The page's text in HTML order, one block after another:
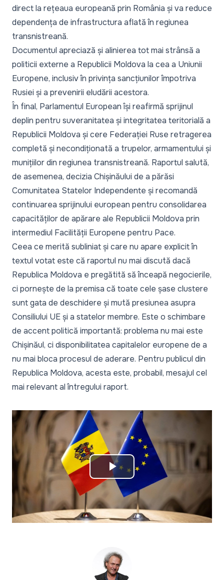
direct la rețeaua europeană prin România și va reduce
dependența de infrastructura aflată în regiunea
transnistreană.
Documentul apreciază și alinierea tot mai strânsă a
politicii externe a Republicii Moldova la cea a Uniunii
Europene, inclusiv în privința sancțiunilor împotriva
Rusiei și a prevenirii eludării acestora.
În final, Parlamentul European își reafirmă sprijinul
deplin pentru suveranitatea și integritatea teritorială a
Republicii Moldova și cere Federației Ruse retragerea
completă și necondiționată a trupelor, armamentului și
munițiilor din regiunea transnistreană. Raportul salută,
de asemenea, decizia Chișinăului de a părăsi
Comunitatea Statelor Independente și recomandă
continuarea sprijinului european pentru consolidarea
capacităților de apărare ale Republicii Moldova prin
intermediul Facilității Europene pentru Pace.
Ceea ce merită subliniat și care nu apare explicit în
textul votat este că raportul nu mai discută dacă
Republica Moldova e pregătită să înceapă negocierile,
ci pornește de la premisa că toate cele șase clustere
sunt gata de deschidere și mută presiunea asupra
Consiliului UE și a statelor membre. Este o schimbare
de accent politică importantă: problema nu mai este
Chișinăul, ci disponibilitatea capitalelor europene de a
nu mai bloca procesul de aderare. Pentru publicul din
Republica Moldova, acesta este, probabil, mesajul cel
mai relevant al întregului raport.
Play
Video